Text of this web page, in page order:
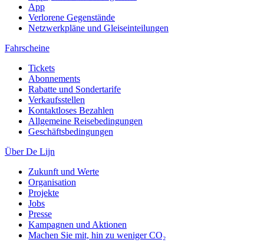
App
Verlorene Gegenstände
Netzwerkpläne und Gleiseinteilungen
Fahrscheine
Tickets
Abonnements
Rabatte und Sondertarife
Verkaufsstellen
Kontaktloses Bezahlen
Allgemeine Reisebedingungen
Geschäftsbedingungen
Über De Lijn
Zukunft und Werte
Organisation
Projekte
Jobs
Presse
Kampagnen und Aktionen
Machen Sie mit, hin zu weniger CO₂